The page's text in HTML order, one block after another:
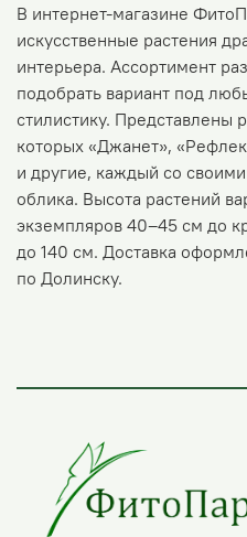
В интернет-магазине
искусственные растения
интерьера. Ассортимент
подобрать вариант под
стилистику. Представлены
которых «Джанет»,
и другие, каждый со
облика. Высота растений
экземпляров 40–45 см до
до 140 см. Доставка
по Долинску.